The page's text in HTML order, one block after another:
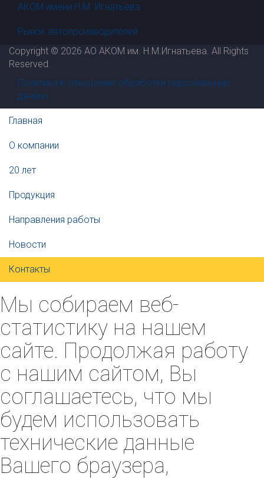
АКОМ имени Н.М. Игнатьева
Рынок автопроизводителей
Copyright © 2026 АО АКОМ им. Н.М.Игнатьева. All Rights
Reserved.
Политика в отношении обработки персональных
данных
Главная
О компании
20 лет
Продукция
Направления работы
Новости
Контакты
Мы собираем веб-
статистику на нашем
сайте. Продолжая работу
с нашим сайтом, Вы
соглашаетесь, что мы
будем использовать
технические данные
Вашего браузера,